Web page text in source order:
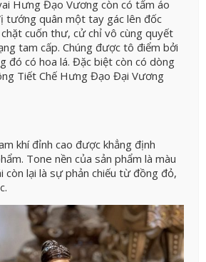
Hưng Đạo Vương còn có tấm áo
tướng quân một tay gác lên đốc
cuốn thư, cử chỉ vô cùng quyết
tam cấp. Chúng được tô điểm bởi
đó có hoa lá. Đặc biệt còn có dòng
Tiết Chế Hưng Đạo Đại Vương
khí đỉnh cao được khẳng định
Tone nền của sản phẩm là màu
còn lại là sự phản chiếu từ đồng đỏ,